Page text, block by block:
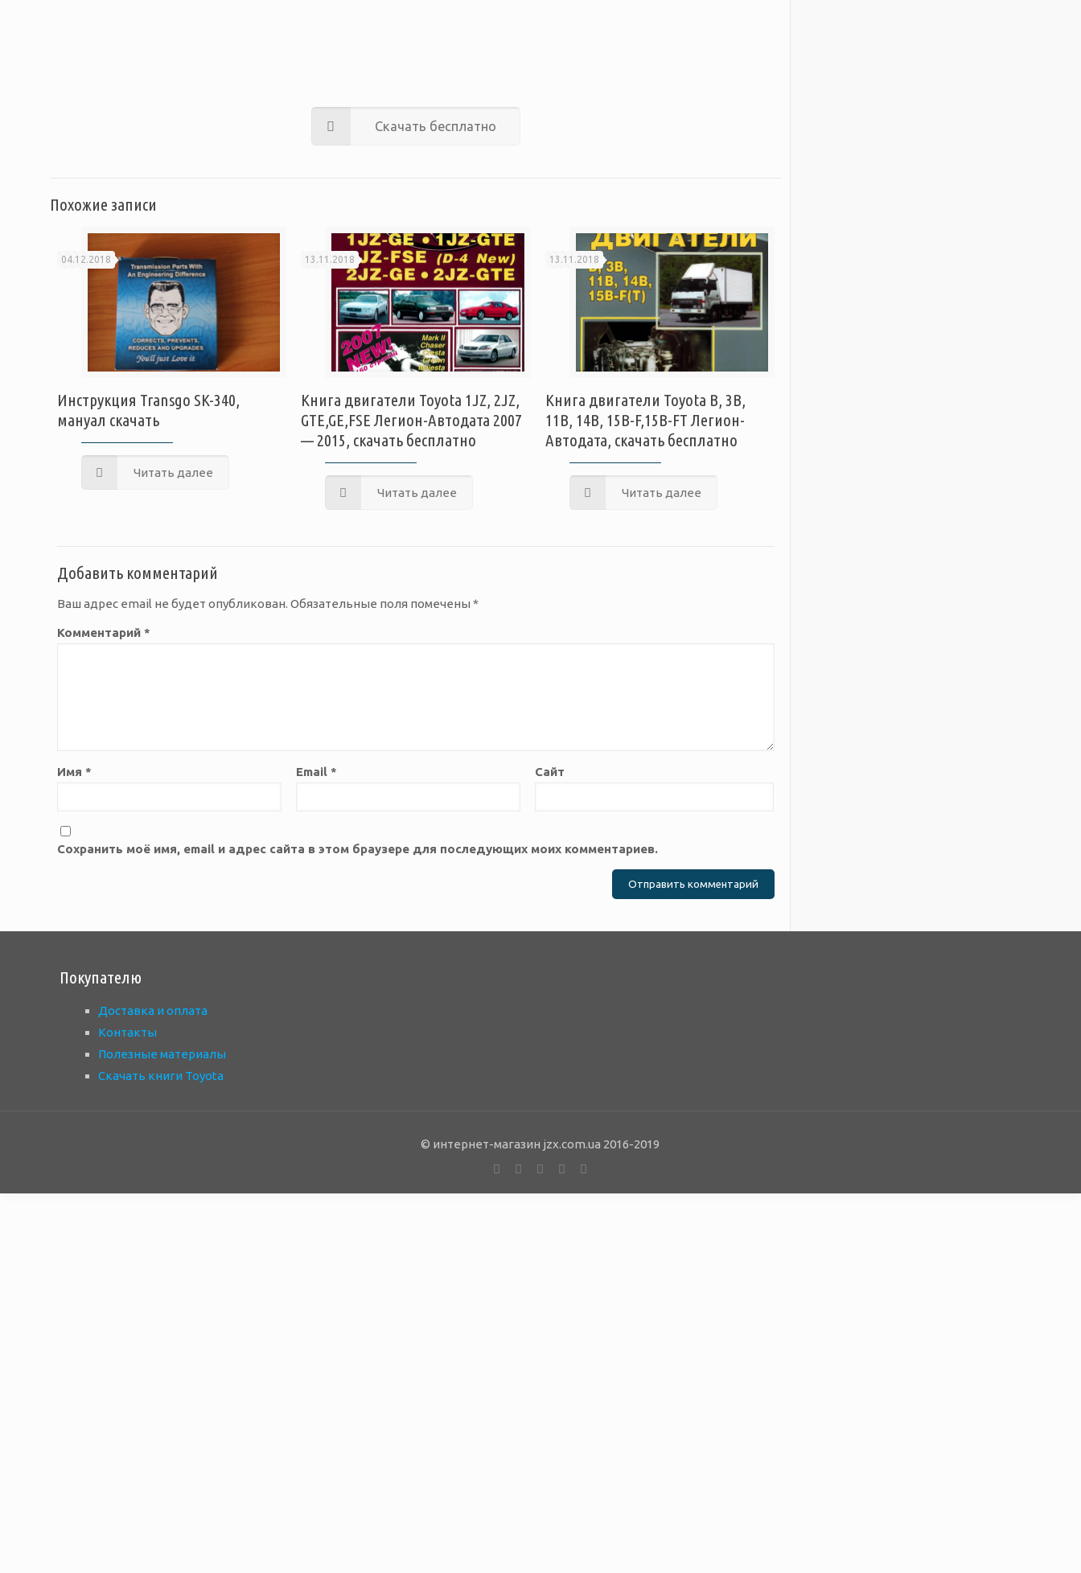
Скачать бесплатно
Похожие записи
04.12.2018
Инструкция Transgo SK-340,
мануал скачать
Читать далее
13.11.2018
Книга двигатели Toyota 1JZ, 2JZ,
GTE,GE,FSE Легион-Автодата 2007
— 2015, скачать бесплатно
Читать далее
13.11.2018
Книга двигатели Toyota B, 3B,
11B, 14B, 15B-F,15B-FT Легион-
Автодата, скачать бесплатно
Читать далее
Добавить комментарий
Ваш адрес email не будет опубликован. Обязательные поля помечены*
Комментарий*
Имя* Email* Сайт
Сохранить моё имя, email и адрес сайта в этом браузере для последующих моих комментариев.
Покупателю
Доставка и оплата
Контакты
Полезные материалы
Скачать книги Toyota
© интернет-магазин jzx.com.ua 2016-2019